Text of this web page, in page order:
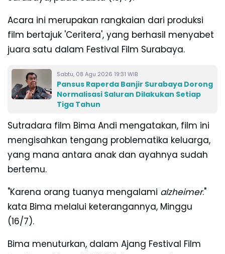
Acara ini merupakan rangkaian dari produksi
film bertajuk 'Ceritera', yang berhasil menyabet
juara satu dalam Festival Film Surabaya.
Sabtu, 08 Agu 2026 19:31 WIB
Pansus Raperda Banjir Surabaya Dorong
Normalisasi Saluran Dilakukan Setiap
Tiga Tahun
Sutradara film Bima Andi mengatakan, film ini
mengisahkan tengang problematika keluarga,
yang mana antara anak dan ayahnya sudah
bertemu.
"Karena orang tuanya mengalami alzheimer."
kata Bima melalui keterangannya, Minggu
(16/7).
Bima menuturkan, dalam Ajang Festival Film